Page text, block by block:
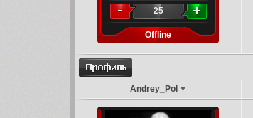
25
Offline
Andrey_Pol